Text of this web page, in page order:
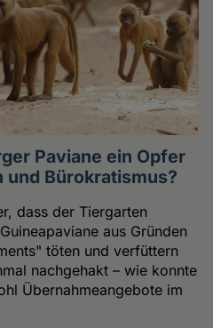
Paviane ein Opfer
Bürokratismus?
dass der Tiergarten
aus Gründen
töten und verfüttern
nachgehakt – wie konnte
Übernahmeangebote im